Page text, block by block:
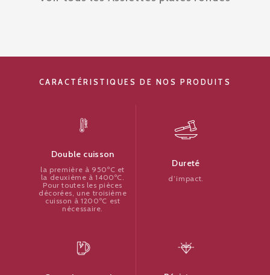
CARACTÉRISTIQUES DE NOS PRODUITS
Double cuisson
la première à 950ºC et
la deuxième à 1400ºC.
Pour toutes les pièces
décorées, une troisième
cuisson à 1200ºC est
nécessaire.
Dureté
d’impact.